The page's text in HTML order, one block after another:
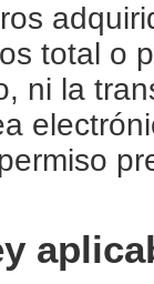
total o
ni la